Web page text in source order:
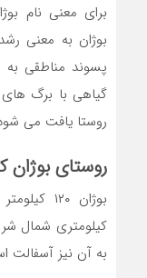
برای معنی نام
بوژان به معنی
پسوند مناطقی
گیاهی با برگ های
روستا یافت می
روستای
بوژان ۱۲۰ کیلومتر با
کیلومتری شمال
به آن نیز آسفالت